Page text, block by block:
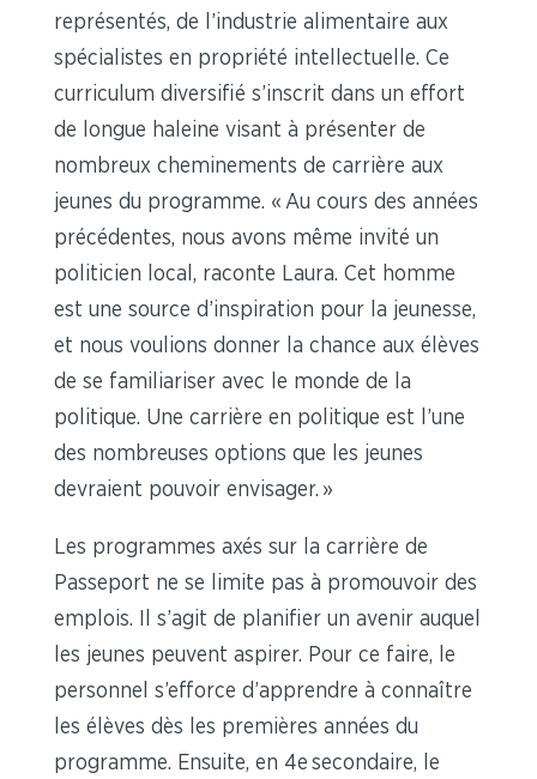
représentés, de l’industrie alimentaire aux
spécialistes en propriété intellectuelle. Ce
curriculum diversifié s’inscrit dans un effort
de longue haleine visant à présenter de
nombreux cheminements de carrière aux
jeunes du programme. « Au cours des années
précédentes, nous avons même invité un
politicien local, raconte Laura. Cet homme
est une source d’inspiration pour la jeunesse,
et nous voulions donner la chance aux élèves
de se familiariser avec le monde de la
politique. Une carrière en politique est l’une
des nombreuses options que les jeunes
devraient pouvoir envisager. »
Les programmes axés sur la carrière de
Passeport ne se limite pas à promouvoir des
emplois. Il s’agit de planifier un avenir auquel
les jeunes peuvent aspirer. Pour ce faire, le
personnel s’efforce d’apprendre à connaître
les élèves dès les premières années du
programme. Ensuite, en 4e secondaire, le